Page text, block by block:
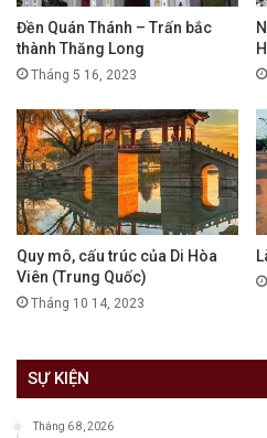
Đền Quán Thánh – Trấn bắc
thành Thăng Long
Tháng 5 16, 2023
Quy mô, cấu trúc của Di Hòa
Viên (Trung Quốc)
Tháng 10 14, 2023
SỰ KIỆN
Tháng 6 8, 2026